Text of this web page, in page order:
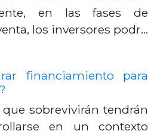
en las fases de
los inversores podr…
financiamiento para
sobrevivirán tendrán
en un contexto